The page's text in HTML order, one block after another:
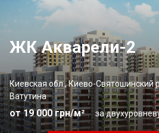
ЖК Акварели-2
Киевская обл., Киево-Святошинский
Ватутина
за
от 19 000 грн/м²